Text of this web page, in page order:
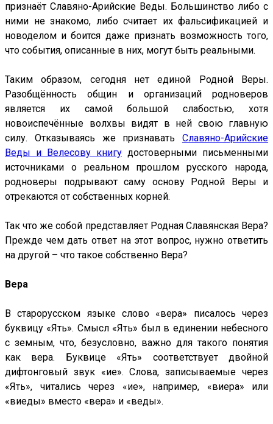
признаёт Славяно-Арийские Веды. Большинство либо с
ними не знакомо, либо считает их фальсификацией и
новоделом и боится даже признать возможность того,
что события, описанные в них, могут быть реальными.
Таким образом, сегодня нет единой Родной Веры.
Разобщённость общин и организаций родноверов
является их самой большой слабостью, хотя
новоиспечённые волхвы видят в ней свою главную
силу. Отказываясь же признавать Славяно-Арийские
Веды и Велесову книгу достоверными письменными
источниками о реальном прошлом русского народа,
родноверы подрывают саму основу Родной Веры и
отрекаются от собственных корней.
Так что же собой представляет Родная Славянская Вера?
Прежде чем дать ответ на этот вопрос, нужно ответить
на другой – что такое собственно Вера?
Вера
В старорусском языке слово «вера» писалось через
буквицу «Ять». Смысл «Ять» был в единении небесного
с земным, что, безусловно, важно для такого понятия
как вера. Буквице «Ять» соответствует двойной
дифтонговый звук «ие». Слова, записываемые через
«Ять», читались через «ие», например, «виера» или
«виеды» вместо «вера» и «веды».